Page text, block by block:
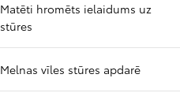
Matēti hromēts ielaidums uz
stūres
Melnas vīles stūres apdarē